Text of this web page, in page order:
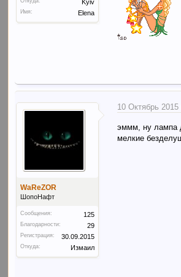
Kyiv
Имя: Elena
WaReZOR
ШопоНафт
Сообщения: 125
Благодарности: 29
Регистрация: 30.09.2015
Откуда: Измаил
10 Октябрь 2015
эммм, ну лампа
мелкие